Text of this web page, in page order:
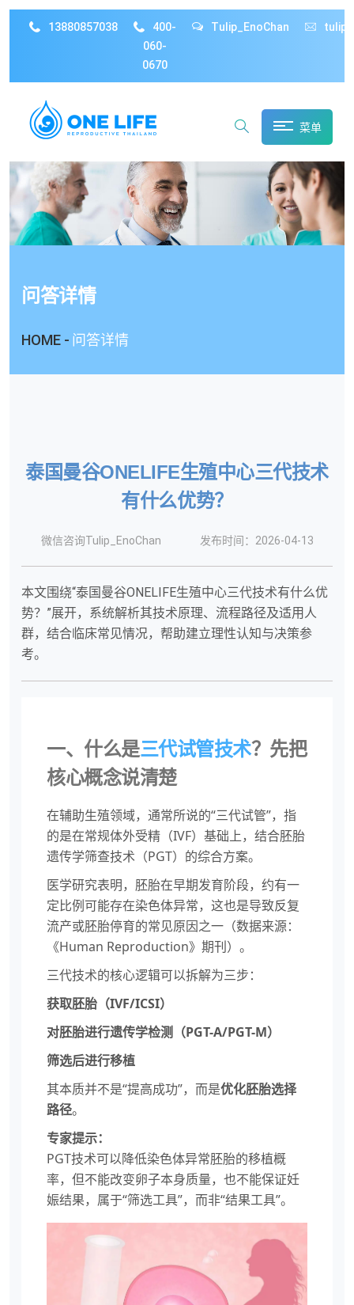
13880857038
400-
060-
0670
Tulip_EnoChan
菜单
问答详情
HOME - 问答详情
泰国曼谷ONELIFE生殖中心三代技术
有什么优势？
微信咨询Tulip_EnoChan 发布时间：2026-04-13
本文围绕“泰国曼谷ONELIFE生殖中心三代技术有什么优
势？”展开，系统解析其技术原理、流程路径及适用人
群，结合临床常见情况，帮助建立理性认知与决策参
考。
一、什么是三代试管技术？先把
核心概念说清楚
在辅助生殖领域，通常所说的“三代试管”，指
的是在常规体外受精（IVF）基础上，结合胚胎
遗传学筛查技术（PGT）的综合方案。
医学研究表明，胚胎在早期发育阶段，约有一
定比例可能存在染色体异常，这也是导致反复
流产或胚胎停育的常见原因之一（数据来源：
《Human Reproduction》期刊）。
三代技术的核心逻辑可以拆解为三步：
获取胚胎（IVF/ICSI）
对胚胎进行遗传学检测（PGT-A/PGT-M）
筛选后进行移植
其本质并不是“提高成功”，而是优化胚胎选择
路径。
专家提示：
PGT技术可以降低染色体异常胚胎的移植概
率，但不能改变卵子本身质量，也不能保证妊
娠结果，属于“筛选工具”，而非“结果工具”。